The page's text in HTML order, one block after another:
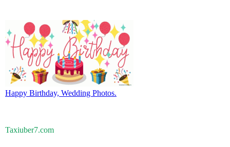
Happy Birthday, Wedding Photos.
Taxiuber7.com